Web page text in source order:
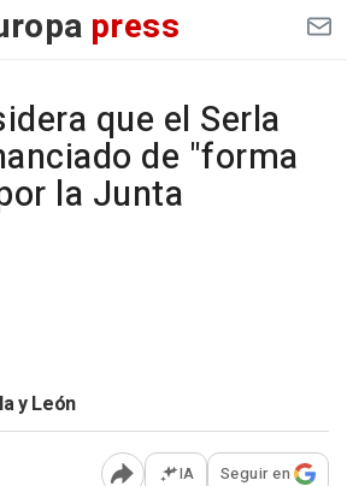
press
que el Serla
de "forma
la Junta
y León
IA Seguir en